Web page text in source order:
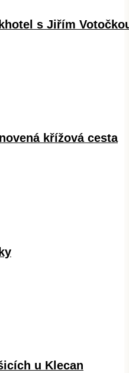
s Jiřím
křížová cesta
u Klecan